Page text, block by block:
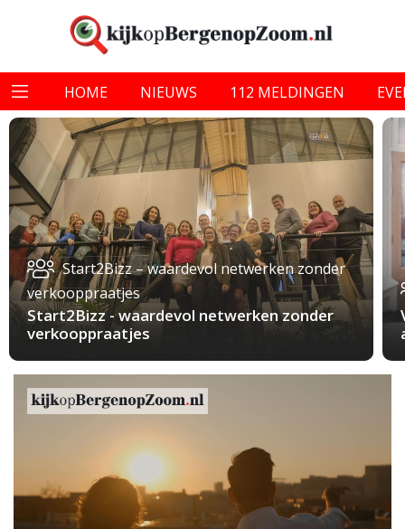
HOME NIEUWS 112 MELDINGEN
Start2Bizz – waardevol netwerken zonder
verkooppraatjes
Start2Bizz - waardevol netwerken zonder
verkooppraatjes